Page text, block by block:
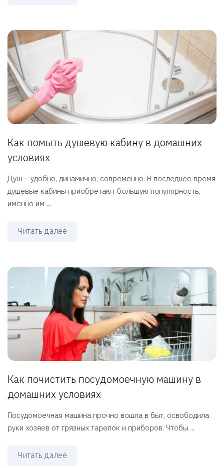
Как помыть душевую кабину в домашних
условиях
Душ – удобно, динамично, современно. В последнее время
душевые кабины приобретают большую популярность,
именно им ...
Читать далее
Как почистить посудомоечную машину в
домашних условиях
Посудомоечная машина прочно вошла в быт, освободила
руки хозяев от грязных тарелок и приборов. Чтобы ...
Читать далее